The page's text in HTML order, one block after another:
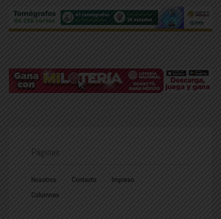
Páginas
Nosotros Contacto
Impreso
Columnas